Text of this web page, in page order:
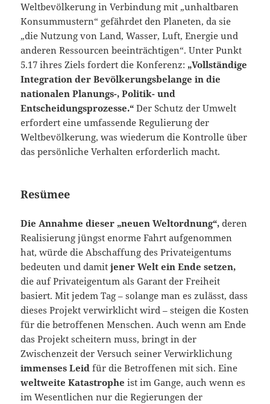
Weltbevölkerung in Verbindung mit „unhaltbaren
Konsummustern“ gefährdet den Planeten, da sie
„die Nutzung von Land, Wasser, Luft, Energie und
anderen Ressourcen beeinträchtigen“. Unter Punkt
5.17 ihres Ziels fordert die Konferenz: „Vollständige
Integration der Bevölkerungsbelange in die
nationalen Planungs-, Politik- und
Entscheidungsprozesse.“ Der Schutz der Umwelt
erfordert eine umfassende Regulierung der
Weltbevölkerung, was wiederum die Kontrolle über
das persönliche Verhalten erforderlich macht.
Resümee
Die Annahme dieser „neuen Weltordnung“, deren
Realisierung jüngst enorme Fahrt aufgenommen
hat, würde die Abschaffung des Privateigentums
bedeuten und damit jener Welt ein Ende setzen,
die auf Privateigentum als Garant der Freiheit
basiert. Mit jedem Tag – solange man es zulässt, dass
dieses Projekt verwirklicht wird – steigen die Kosten
für die betroffenen Menschen. Auch wenn am Ende
das Projekt scheitern muss, bringt in der
Zwischenzeit der Versuch seiner Verwirklichung
immenses Leid für die Betroffenen mit sich. Eine
weltweite Katastrophe ist im Gange, auch wenn es
im Wesentlichen nur die Regierungen der